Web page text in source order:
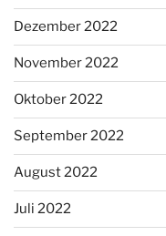
Dezember 2022
November 2022
Oktober 2022
September 2022
August 2022
Juli 2022